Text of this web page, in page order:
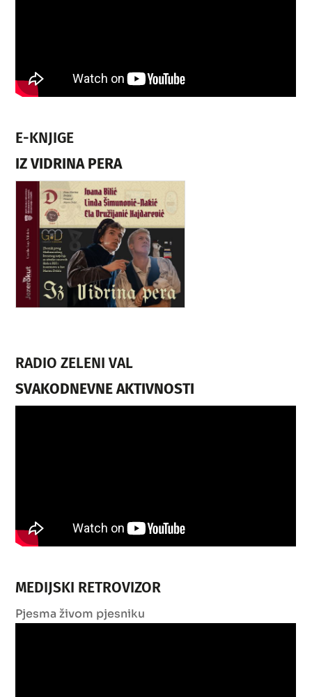
E-KNJIGE
IZ VIDRINA PERA
RADIO ZELENI VAL
SVAKODNEVNE AKTIVNOSTI
MEDIJSKI RETROVIZOR
Pjesma živom pjesniku